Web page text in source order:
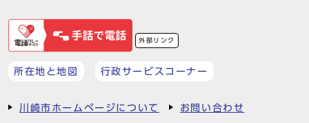
外部リンク
所在地と地図 行政サービスコーナー
川崎市ホームページについて お問い合わせ